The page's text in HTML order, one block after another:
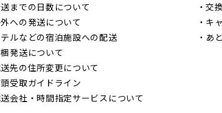
までの日数について
への発送について
ルなどの宿泊施設への配送
発送について
先の住所変更について
受取ガイドライン
会社・時間指定サービスについて
・交
・ キ
・ あ